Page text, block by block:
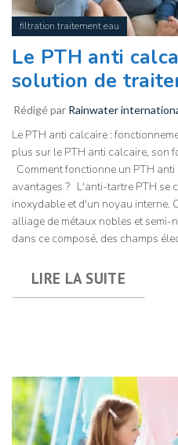
filtration traitement eau
Le PTH anti
solution de
Rédigé par Rainwater
Le PTH anti calcaire :
plus sur le PTH anti calcaire, son
Comment fonctionne un PTH
avantages ? L'anti-tartre PTH se
inoxydable et d'un noyau interne.
alliage de métaux nobles et
dans ce composé, des champs
LIRE LA SUITE